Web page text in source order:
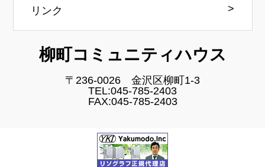
リンク
柳町コミュニティハウス
〒236-0026 金沢区柳町1-3
TEL:045-785-2403
FAX:045-785-2403